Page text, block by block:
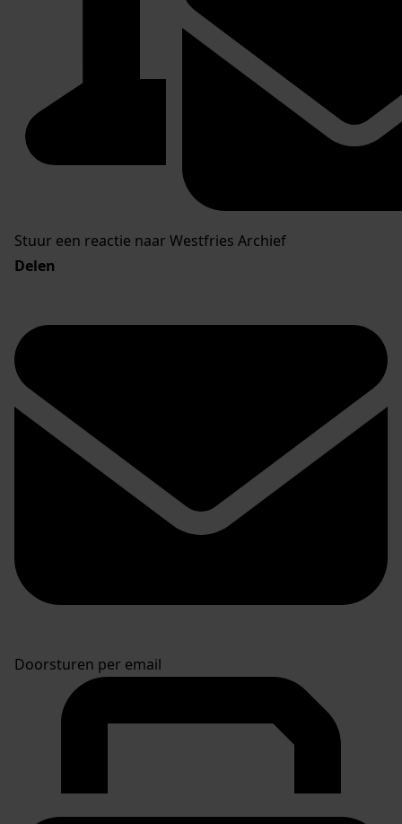
Stuur een reactie naar Westfries Archief
Delen
Doorsturen per email